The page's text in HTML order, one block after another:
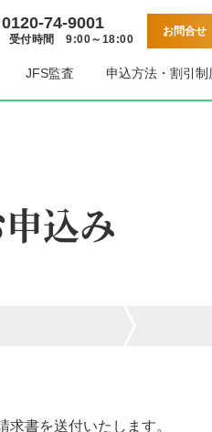
0120-74-9001
受付時間 9:00～18:00
お問合せ
JFS監査 申込方法・割引制
込み
書を送付いたします。